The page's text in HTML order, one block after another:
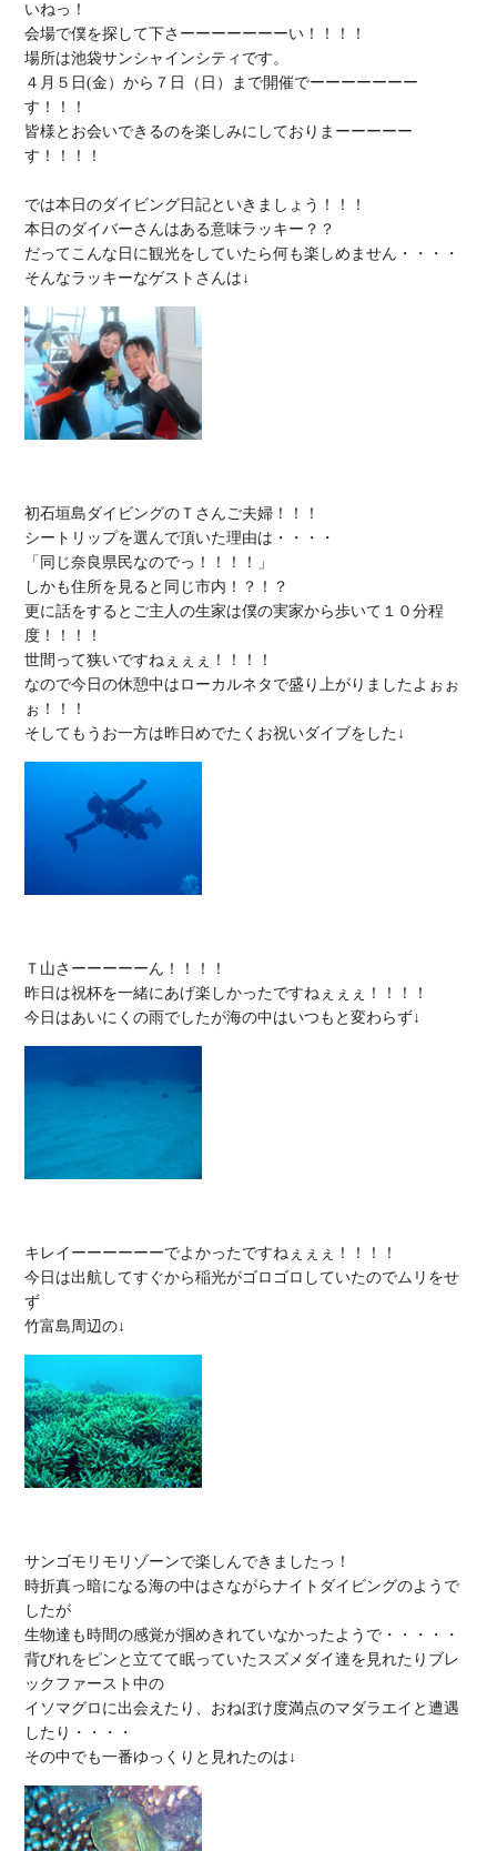
いねっ！
会場で僕を探して下さーーーーーーーい！！！！
場所は池袋サンシャインシティ
４月５日(金）から７日（日）
まで開催でーーーーーーー
皆様とお会いできるのを楽しみにしておりまーーーーー
す！！！！
では本日のダイビング日記といきましょう！！！
本日のダイバーさんはある意味ラッキー？？
だってこんな日に観光をしていたら何も楽しめません・・・・
初石垣島ダイビングのＴさんご夫婦！！！
シートリップを選んで頂いた理由は・・・・
「同じ奈良県民なのでっ！！！！」
しかも住所を見ると同じ市内！？！？
更に話をするとご主人の生家は僕の実家から歩いて１０分程
度！！！！
世間って狭いですねぇぇぇ！！！！
なので今日の休憩中はローカルネタで盛り上がりましたよぉぉ
ぉ！！！
Ｔ山さーーーーーん！！！！
昨日は祝杯を一緒にあげ楽しかったですねぇぇぇ！！！！
キレイーーーーーーでよかったですねぇぇぇ！！！！
今日は出航してすぐから稲光がゴロゴロしていたのでムリをせ
ず
サンゴモリモリゾーンで楽しんできましたっ！
時折真っ暗になる海の中はさながらナイトダイビングのようで
したが
生物達も時間の感覚が掴めきれていなかったようで・・・・・
背びれをピンと立てて眠っていたスズメダイ達を見れたりブレ
ックファースト中の
イソマグロに出会えたり、おねぼけ度満点のマダラエイと遭遇
したり・・・・